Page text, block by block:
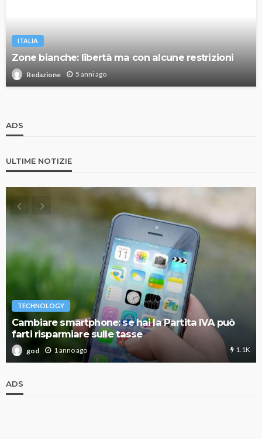
ITALIA
Zone bianche: libertà ma con alcune restrizioni
Redazione 5 anni ago
ADS
ULTIME NOTIZIE
TECHNOLOGY
Cambiare smartphone: se hai la Partita IVA può
farti risparmiare sulle tasse
god 1 anno ago 1.1K
ADS